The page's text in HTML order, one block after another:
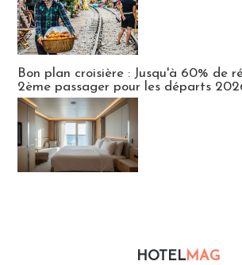
Bon plan croisière : Jusqu'à 60% de
2ème passager pour les départs
HOTELMAG